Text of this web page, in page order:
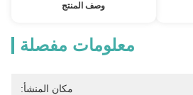
وصف المنتج
معلومات مفصلة
مكان المنشأ: